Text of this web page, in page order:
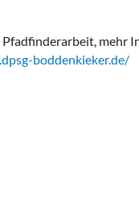
mehr
boddenkieker.de/